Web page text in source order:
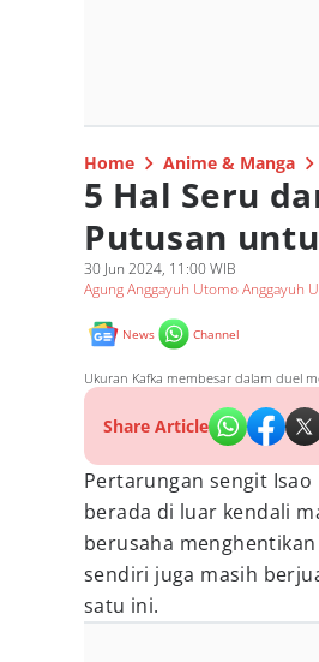
Home Anime & Manga
5 Hal Seru
Putusan
30 Jun 2024, 11:00 WIB
Agung Anggayuh Utomo Anggayuh
News Channel
Ukuran Kafka membesar dalam duel
Share Article
Pertarungan sengit Isao
berada di luar kendali
berusaha
sendiri juga masih
satu ini.